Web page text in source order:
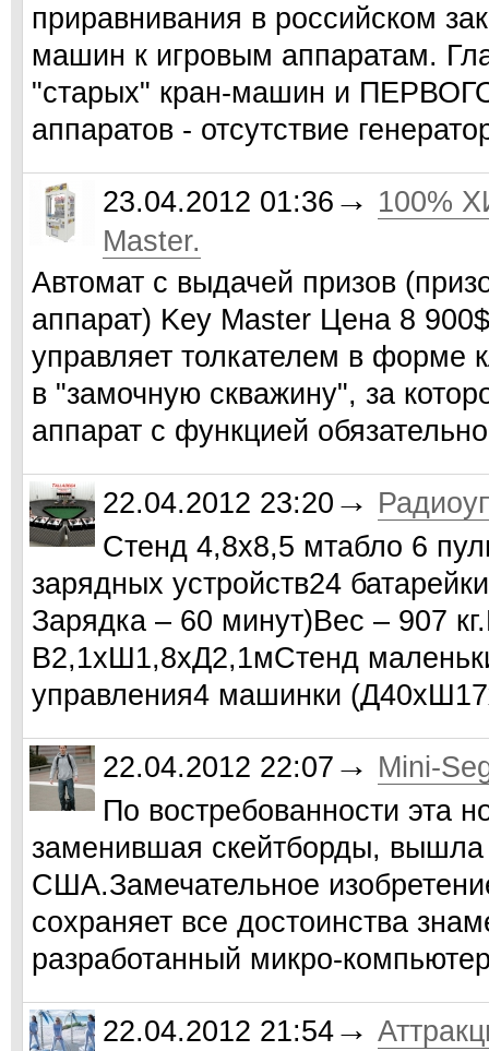
приравнивания в российском
машин к игровым аппаратам.
"старых" кран-машин и
аппаратов - отсутствие
23.04.2012 01:36 → 100%
Master.
Автомат с выдачей призов
аппарат) Key Master Цена 8
управляет толкателем в форме
в "замочную скважину", за
аппарат с функцией
22.04.2012 23:20 →
Стенд 4,8х8,5 мтабло 6
зарядных устройств24
Зарядка – 60 минут)Вес – 907
В2,1хШ1,8хД2,1мСтенд
управления4 машинки
22.04.2012 22:07 → Mini-
По востребованности эта
заменившая скейтборды,
США.Замечательное
сохраняет все достоинства
разработанный микро-
22.04.2012 21:54 →